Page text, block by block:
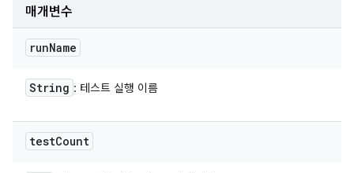
매개변수
runName
String : 테스트 실행 이름
testCount